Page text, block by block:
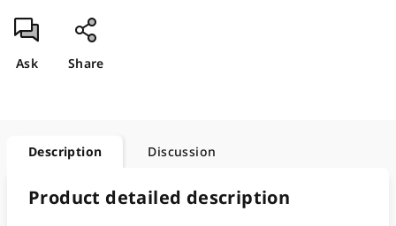
Ask Share
Description Discussion
Product detailed description